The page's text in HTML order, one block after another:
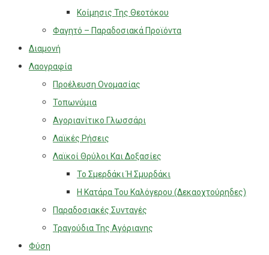
Κοίμησις Της Θεοτόκου
Φαγητό – Παραδοσιακά Προϊόντα
Διαμονή
Λαογραφία
Προέλευση Ονομασίας
Τοπωνύμια
Αγοριανίτικο Γλωσσάρι
Λαϊκές Ρήσεις
Λαϊκοί Θρύλοι Και Δοξασίες
Το Σμερδάκι Ή Σμυρδάκι
Η Κατάρα Του Καλόγερου (Δεκαοχτούρηδες)
Παραδοσιακές Συνταγές
Τραγούδια Της Αγόριανης
Φύση